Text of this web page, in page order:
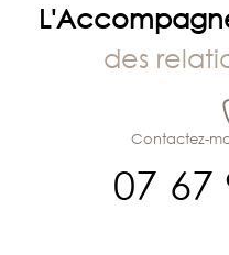
des
07 67
Contactez-